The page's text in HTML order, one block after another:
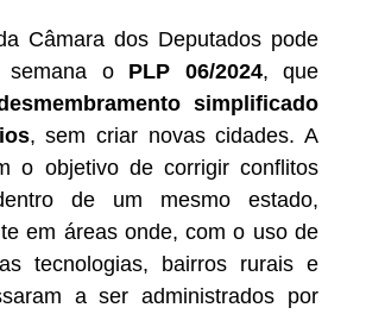
Câmara dos Deputados pode
semana o PLP 06/2024, que
simplificado
, sem criar novas cidades. A
o objetivo de corrigir conflitos
de um mesmo estado,
em áreas onde, com o uso de
tecnologias, bairros rurais e
a ser administrados por